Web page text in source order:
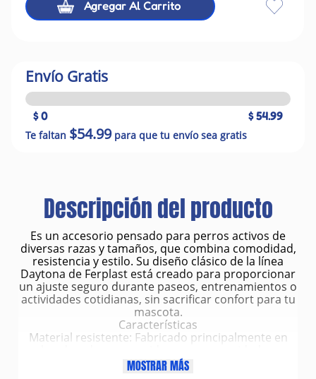
Agregar Al Carrito
Envío Gratis
$ 0 $ 54.99
Te faltan $54.99para que tu envío sea gratis
Descripción del producto
Es un accesorio pensado para perros activos de
diversas razas y tamaños, que combina comodidad,
resistencia y estilo. Su diseño clásico de la línea
Daytona de Ferplast está creado para proporcionar
un ajuste seguro durante paseos, entrenamientos o
actividades cotidianas, sin sacrificar confort para tu
mascota.
Características
Material resistente: Fabricado principalmente en
soportar tirones, uso constante y actividades al aire
libre.
MOSTRAR MÁS